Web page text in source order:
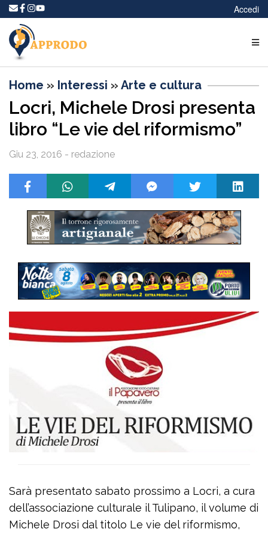
Accedi
Home » Interessi » Arte e cultura
Locri, Michele Drosi presenta
libro “Le vie del riformismo”
Giu 23, 2016 - redazione
Sarà presentato sabato prossimo a Locri, a cura
dell’associazione culturale il Tulipano, il volume di
Michele Drosi dal titolo Le vie del riformismo,